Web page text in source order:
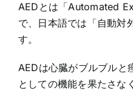
AEDとは「Automated
で、日本語では「自動対
す。
AEDは心臓がブルブルと
としての機能を果たさな